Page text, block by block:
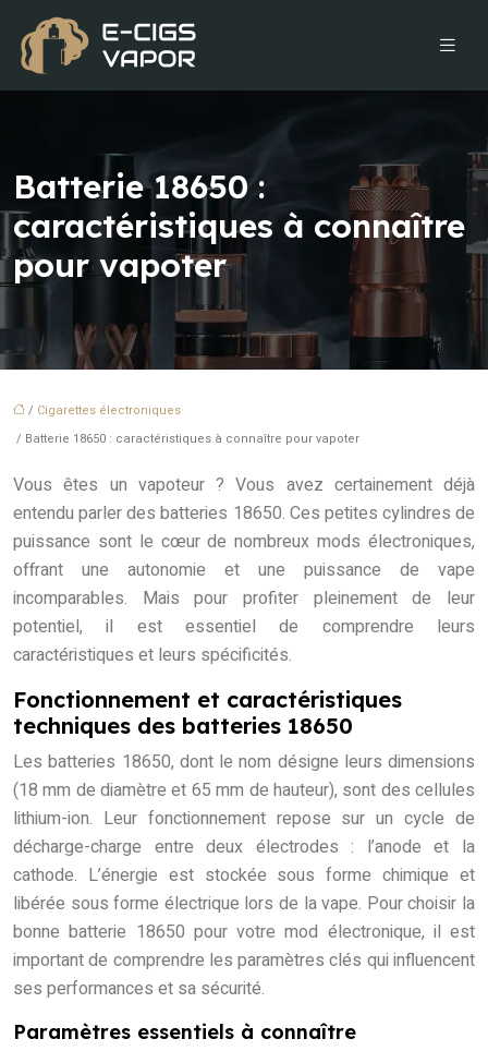
Batterie 18650 :
caractéristiques à connaître
pour vapoter
/ Cigarettes électroniques
/ Batterie 18650 : caractéristiques à connaître pour vapoter
Vous êtes un vapoteur ? Vous avez certainement déjà
entendu parler des batteries 18650. Ces petites cylindres de
puissance sont le cœur de nombreux mods électroniques,
offrant une autonomie et une puissance de vape
incomparables. Mais pour profiter pleinement de leur
potentiel, il est essentiel de comprendre leurs
caractéristiques et leurs spécificités.
Fonctionnement et caractéristiques
techniques des batteries 18650
Les batteries 18650, dont le nom désigne leurs dimensions
(18 mm de diamètre et 65 mm de hauteur), sont des cellules
lithium-ion. Leur fonctionnement repose sur un cycle de
décharge-charge entre deux électrodes : l’anode et la
cathode. L’énergie est stockée sous forme chimique et
libérée sous forme électrique lors de la vape. Pour choisir la
bonne batterie 18650 pour votre mod électronique, il est
important de comprendre les paramètres clés qui influencent
ses performances et sa sécurité.
Paramètres essentiels à connaître